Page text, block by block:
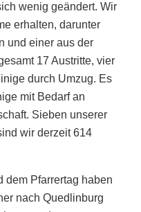
wenig geändert. Wir
erhalten, darunter
und einer aus der
17 Austritte, vier
durch Umzug. Es
mit Bedarf an
Sieben unserer
wir derzeit 614
dem Pfarrertag haben
nach Quedlinburg